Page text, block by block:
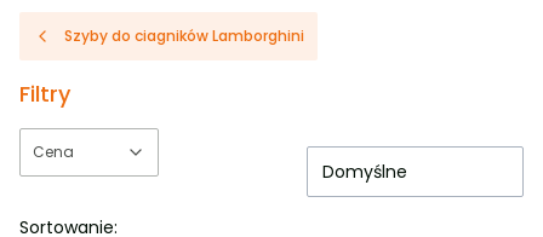
Szyby do ciagników Lamborghini
Filtry
Cena
Sortowanie:
Domyślne